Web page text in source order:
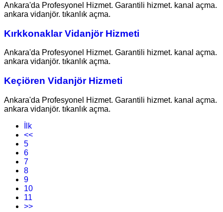
Ankara'da Profesyonel Hizmet. Garantili hizmet. kanal açma.
ankara vidanjör. tıkanlık açma.
Kırkkonaklar Vidanjör Hizmeti
Ankara'da Profesyonel Hizmet. Garantili hizmet. kanal açma.
ankara vidanjör. tıkanlık açma.
Keçiören Vidanjör Hizmeti
Ankara'da Profesyonel Hizmet. Garantili hizmet. kanal açma.
ankara vidanjör. tıkanlık açma.
İlk
<<
5
6
7
8
9
10
11
>>